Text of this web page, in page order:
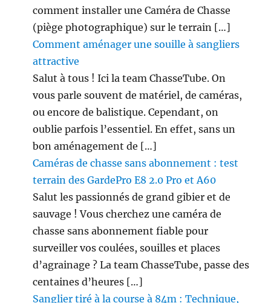
comment installer une Caméra de Chasse
(piège photographique) sur le terrain […]
Comment aménager une souille à sangliers
attractive
Salut à tous ! Ici la team ChasseTube. On
vous parle souvent de matériel, de caméras,
ou encore de balistique. Cependant, on
oublie parfois l’essentiel. En effet, sans un
bon aménagement de […]
Caméras de chasse sans abonnement : test
terrain des GardePro E8 2.0 Pro et A60
Salut les passionnés de grand gibier et de
sauvage ! Vous cherchez une caméra de
chasse sans abonnement fiable pour
surveiller vos coulées, souilles et places
d’agrainage ? La team ChasseTube, passe des
centaines d’heures […]
Sanglier tiré à la course à 84m : Technique,